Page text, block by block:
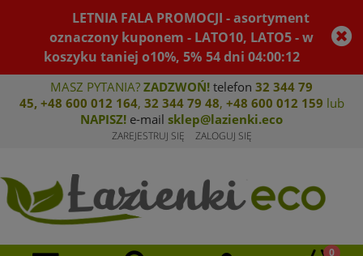
LETNIA FALA PROMOCJI - asortyment
oznaczony kuponem - LATO10, LATO5 - w
koszyku taniej o10%, 5% 54dni04:00:12
MASZ PYTANIA? ZADZWOŃ! telefon 32 344 79
45, +48 600 012 164, 32 344 79 48, +48 600 012 159 lub
NAPISZ! e-mail sklep@lazienki.eco
ZAREJESTRUJ SIĘ ZALOGUJ SIĘ